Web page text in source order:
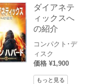
ダイアネテ
ィックスへ
の紹介
コンパクト･デ
ィスク
価格 ¥1,900
もっと見る